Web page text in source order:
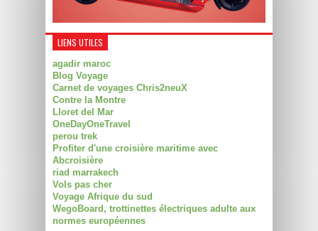
LIENS UTILES
agadir maroc
Blog Voyage
Carnet de voyages Chris2neuX
Contre la Montre
Lloret del Mar
OneDayOneTravel
perou trek
Profiter d'une croisière maritime avec
Abcroisière
riad marrakech
Vols pas cher
Voyage Afrique du sud
WegoBoard, trottinettes électriques adulte aux
normes européennes